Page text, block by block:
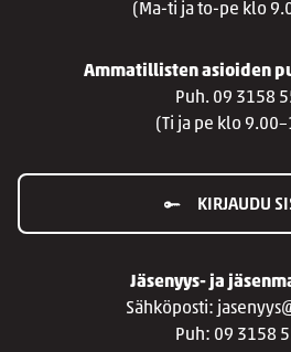
(Ma-ti ja to-pe klo
Ammatillisten asioiden
Puh. 09 3158
(Ti ja pe klo
KIRJAUDU
Jäsenyys- ja
Sähköposti:
Puh: 09 3158